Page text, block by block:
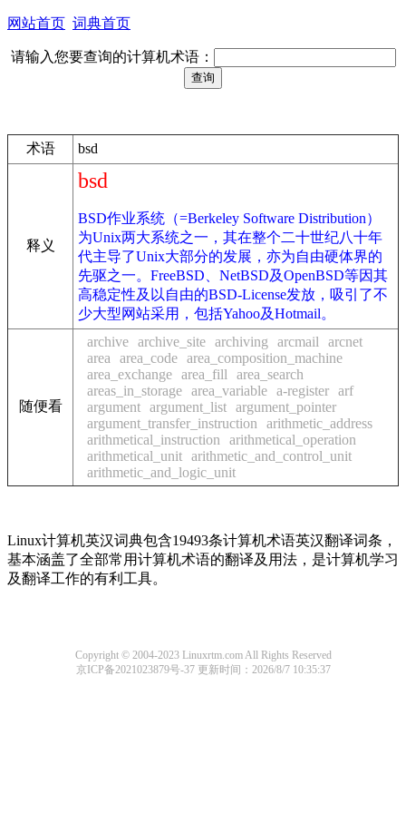
网站首页 词典首页
请输入您要查询的计算机术语：
术语 bsd
释义
bsd
BSD作业系统（=Berkeley Software Distribution）
为Unix两大系统之一，其在整个二十世纪八十年
代主导了Unix大部分的发展，亦为自由硬体界的
先驱之一。FreeBSD、NetBSD及OpenBSD等因其
高稳定性及以自由的BSD-License发放，吸引了不
少大型网站采用，包括Yahoo及Hotmail。
随便看
archive archive_site archiving arcmail
arcnet
area
area_code area_composition_machine
area_exchange area_fill
area_search
areas_in_storage area_variable a-register arf
argument argument_list argument_pointer
argument_transfer_instruction
arithmetic_address
arithmetical_instruction
arithmetical_operation
arithmetical_unit arithmetic_and_control_unit
arithmetic_and_logic_unit
Linux计算机英汉词典包含19493条计算机术语英汉翻译词条，
基本涵盖了全部常用计算机术语的翻译及用法，是计算机学习
及翻译工作的有利工具。
Copyright © 2004-2023 Linuxrtm.com All Rights Reserved
京ICP备2021023879号-37更新时间：2026/8/7 10:35:37